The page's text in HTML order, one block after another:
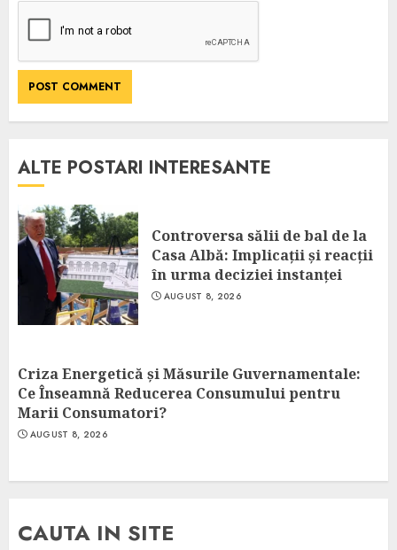
ALTE POSTARI INTERESANTE
Controversa sălii de bal de la
Casa Albă: Implicații și reacții
în urma deciziei instanței
AUGUST 8, 2026
Criza Energetică și Măsurile Guvernamentale:
Ce Înseamnă Reducerea Consumului pentru
Marii Consumatori?
AUGUST 8, 2026
CAUTA IN SITE